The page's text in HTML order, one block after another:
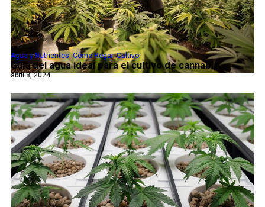
Guía del agua ideal para el cultivo de cannabis...
Agua y Nutrientes,Cómo Regar,Cultivo
abril 8, 2024